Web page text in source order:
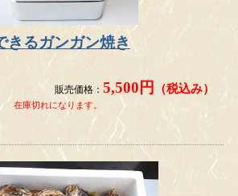
きるガンガン焼き
販売価格：5,500円 （税込み）
在庫切れになります。